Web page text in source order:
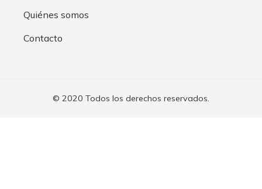
Quiénes somos
Contacto
© 2020 Todos los derechos reservados.